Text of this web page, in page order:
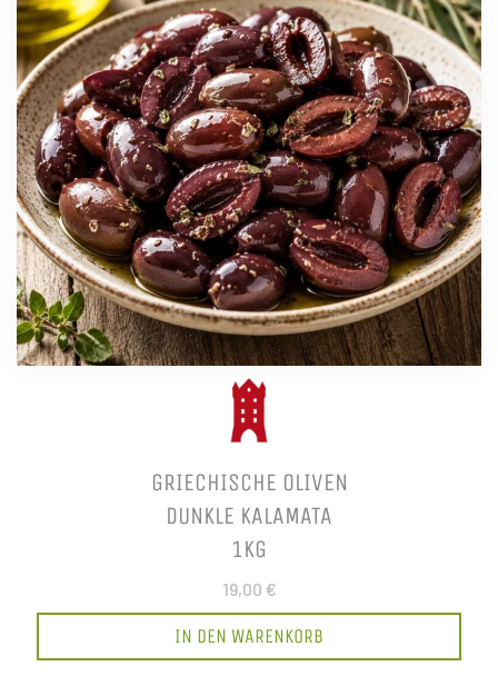
GRIECHISCHE OLIVEN
DUNKLE KALAMATA
1KG
19,00 €
IN DEN WARENKORB